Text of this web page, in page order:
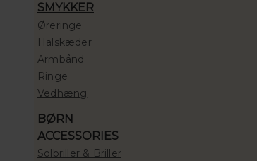
SMYKKER
Øreringe
Halskæder
Armbånd
Ringe
Vedhæng
BØRN
ACCESSORIES
Solbriller & Briller